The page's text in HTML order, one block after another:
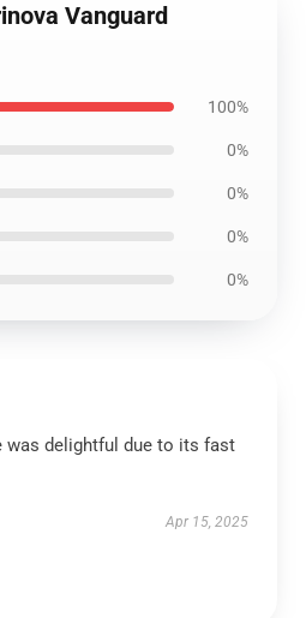
Vanguard
100%
0%
0%
0%
0%
was delightful due to its fast
Apr 15, 2025